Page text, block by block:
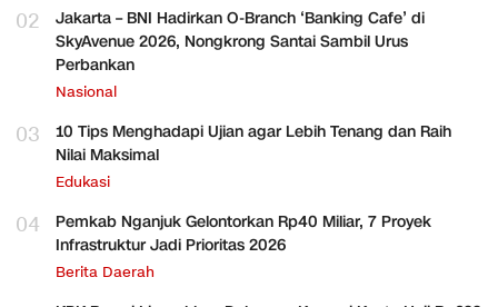
02
Jakarta – BNI Hadirkan O-Branch ‘Banking Cafe’ di
SkyAvenue 2026, Nongkrong Santai Sambil Urus
Perbankan
Nasional
03
10 Tips Menghadapi Ujian agar Lebih Tenang dan Raih
Nilai Maksimal
Edukasi
04
Pemkab Nganjuk Gelontorkan Rp40 Miliar, 7 Proyek
Infrastruktur Jadi Prioritas 2026
Berita Daerah